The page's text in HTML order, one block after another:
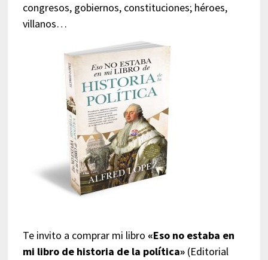
congresos, gobiernos, constituciones; héroes,
villanos…
Te invito a comprar mi libro «Eso no estaba en
mi libro de historia de la política»(Editorial